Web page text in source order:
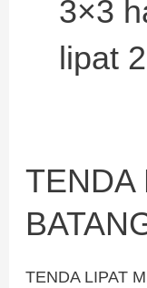
3×3
lipat
TENDA
TENDA LIPAT
TENDA
MURAH